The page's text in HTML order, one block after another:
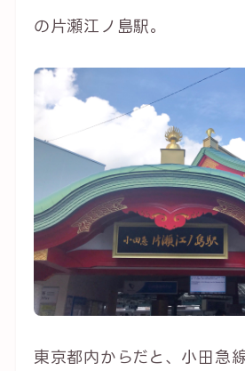
の片瀬江ノ島駅。
東京都内からだと、小田急